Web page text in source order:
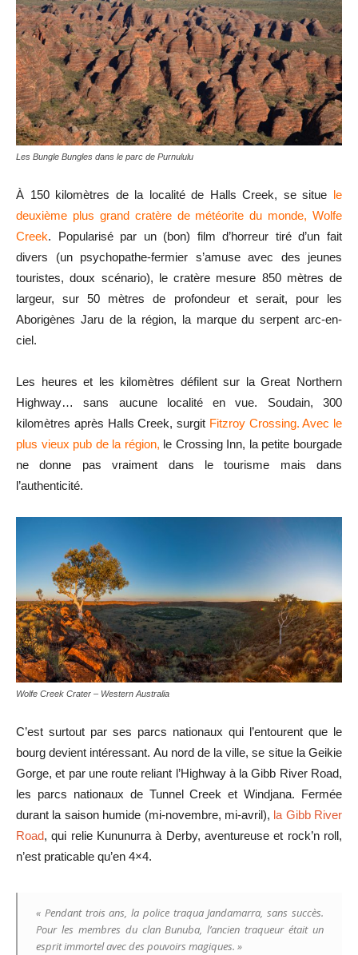
Les Bungle Bungles dans le parc de Purnululu
À 150 kilomètres de la localité de Halls Creek, se situe le
deuxième plus grand cratère de météorite du monde, Wolfe
Creek. Popularisé par un (bon) film d’horreur tiré d’un fait
divers (un psychopathe-fermier s’amuse avec des jeunes
touristes, doux scénario), le cratère mesure 850 mètres de
largeur, sur 50 mètres de profondeur et serait, pour les
Aborigènes Jaru de la région, la marque du serpent arc-en-
ciel.
Les heures et les kilomètres défilent sur la Great Northern
Highway… sans aucune localité en vue. Soudain, 300
kilomètres après Halls Creek, surgit Fitzroy Crossing. Avec le
plus vieux pub de la région, le Crossing Inn, la petite bourgade
ne donne pas vraiment dans le tourisme mais dans
l’authenticité.
Wolfe Creek Crater – Western Australia
C’est surtout par ses parcs nationaux qui l’entourent que le
bourg devient intéressant. Au nord de la ville, se situe la Geikie
Gorge, et par une route reliant l’Highway à la Gibb River Road,
les parcs nationaux de Tunnel Creek et Windjana. Fermée
durant la saison humide (mi-novembre, mi-avril), la Gibb River
Road, qui relie Kununurra à Derby, aventureuse et rock’n roll,
n’est praticable qu’en 4×4.
« Pendant trois ans, la police traqua Jandamarra, sans succès.
Pour les membres du clan Bunuba, l’ancien traqueur était un
esprit immortel avec des pouvoirs magiques. »